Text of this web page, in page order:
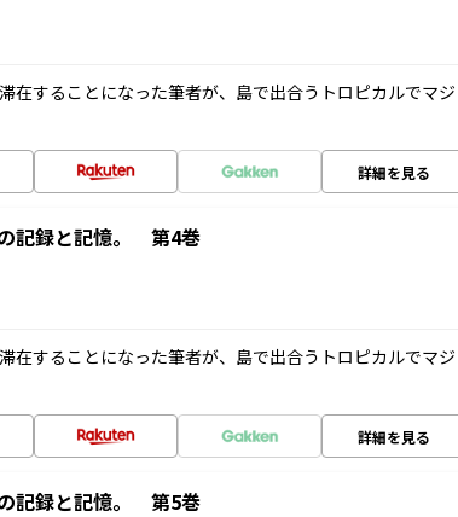
在することになった筆者が、島で出合うトロピカルでマジ
詳細を見る
記録と記憶。 第4巻
在することになった筆者が、島で出合うトロピカルでマジ
詳細を見る
記録と記憶。 第5巻